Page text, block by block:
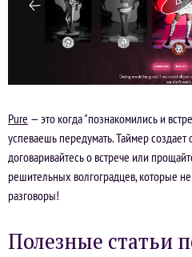
Pure — это когда "познакомились и
успеваешь передумать. Таймер
договаривайтесь о встрече или
решительных волгоградцев, которые
разговоры!
Полезные статьи